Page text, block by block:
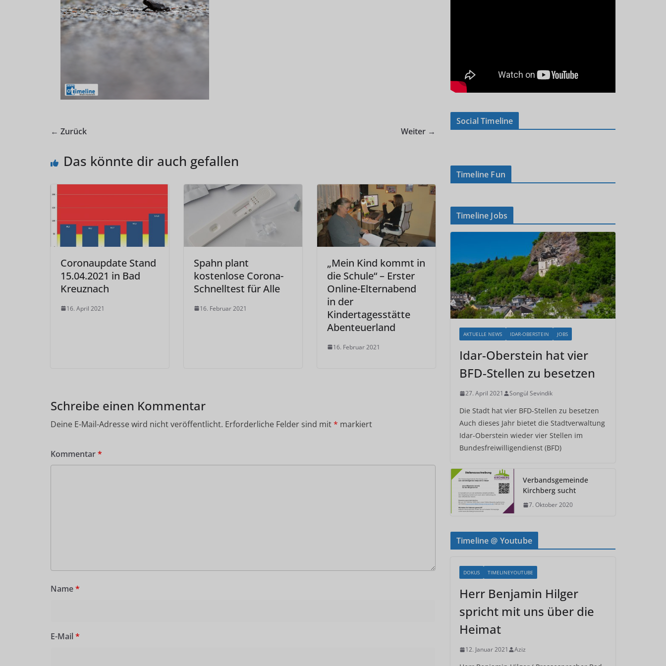
← Zurück Weiter →
Das könnte dir auch gefallen
Coronaupdate Stand
15.04.2021 in Bad
Kreuznach
16. April 2021
Spahn plant
kostenlose Corona-
Schnelltest für Alle
16. Februar 2021
„Mein Kind kommt in
die Schule“ – Erster
Online-Elternabend
in der
Kindertagesstätte
Abenteuerland
16. Februar 2021
Schreibe einen Kommentar
Deine E-Mail-Adresse wird nicht veröffentlicht. Erforderliche Felder sind mit* markiert
Kommentar*
Name*
E-Mail *
Social Timeline
Timeline Fun
Timeline Jobs
AKTUELLE NEWS IDAR-OBERSTEIN JOBS
Idar-Oberstein hat vier
BFD-Stellen zu besetzen
27. April 2021 Songül Sevindik
Die Stadt hat vier BFD-Stellen zu besetzen
Auch dieses Jahr bietet die Stadtverwaltung
Idar-Oberstein wieder vier Stellen im
Bundesfreiwilligendienst (BFD)
Verbandsgemeinde
Kirchberg sucht
7. Oktober 2020
Timeline @ Youtube
DOKUS TIMELINEYOUTUBE
Herr Benjamin Hilger
spricht mit uns über die
Heimat
12. Januar 2021 Aziz